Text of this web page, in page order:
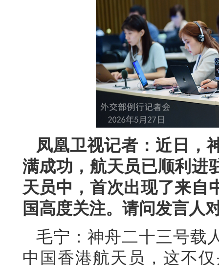
凤凰卫视记者：近日，
满成功，航天员已顺利进
天员中，首次出现了来自
国高度关注。请问发言人
毛宁：神舟二十三号载
中国香港航天员，这不